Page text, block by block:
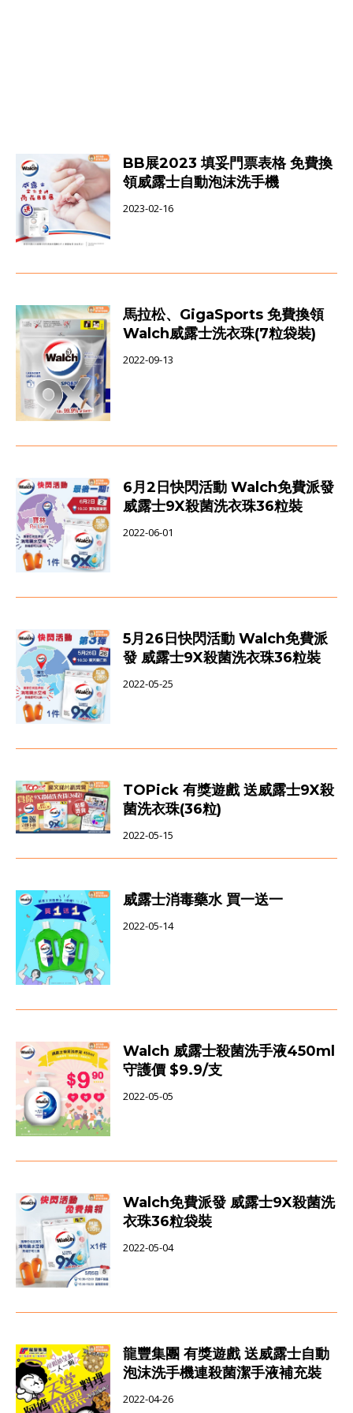
BB展2023 填妥門票表格 免費換
領威露士自動泡沫洗手機
2023-02-16
馬拉松、GigaSports 免費換領
Walch威露士洗衣珠(7粒袋裝)
2022-09-13
6月2日快閃活動 Walch免費派發
威露士9X殺菌洗衣珠36粒裝
2022-06-01
5月26日快閃活動 Walch免費派
發 威露士9X殺菌洗衣珠36粒裝
2022-05-25
TOPick 有獎遊戲 送威露士9X殺
菌洗衣珠(36粒)
2022-05-15
威露士消毒藥水 買一送一
2022-05-14
Walch 威露士殺菌洗手液450ml
守護價 $9.9/支
2022-05-05
Walch免費派發 威露士9X殺菌洗
衣珠36粒袋裝
2022-05-04
龍豐集團 有獎遊戲 送威露士自動
泡沫洗手機連殺菌潔手液補充裝
2022-04-26